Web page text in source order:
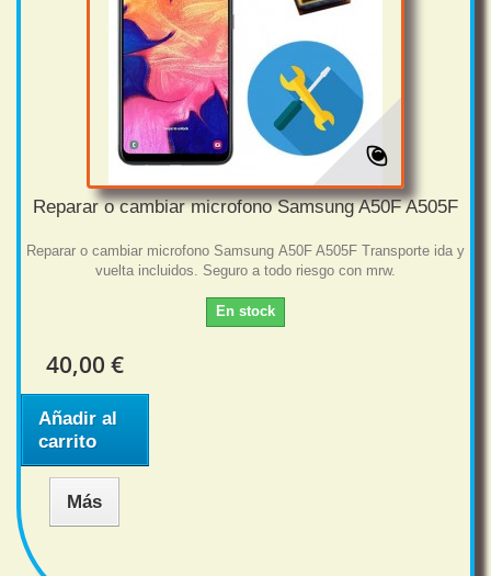
Reparar o cambiar microfono Samsung A50F A505F
Reparar o cambiar microfono Samsung A50F A505F Transporte ida y
vuelta incluidos. Seguro a todo riesgo con mrw.
En stock
40,00 €
Añadir al
carrito
Más